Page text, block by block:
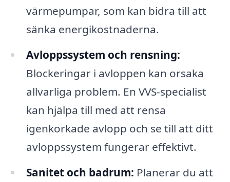
värmepumpar, som kan bidra till att
sänka energikostnaderna.
Avloppssystem och rensning:
Blockeringar i avloppen kan orsaka
allvarliga problem. En VVS-specialist
kan hjälpa till med att rensa
igenkorkade avlopp och se till att ditt
avloppssystem fungerar effektivt.
Sanitet och badrum: Planerar du att